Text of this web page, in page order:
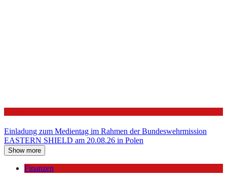
Einladung zum Medientag im Rahmen der Bundeswehrmission
EASTERN SHIELD am 20.08.26 in Polen
Show more
Finanzen